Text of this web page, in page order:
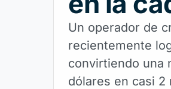
Un operador de
recientemente
convirtiendo una
dólares en casi 2